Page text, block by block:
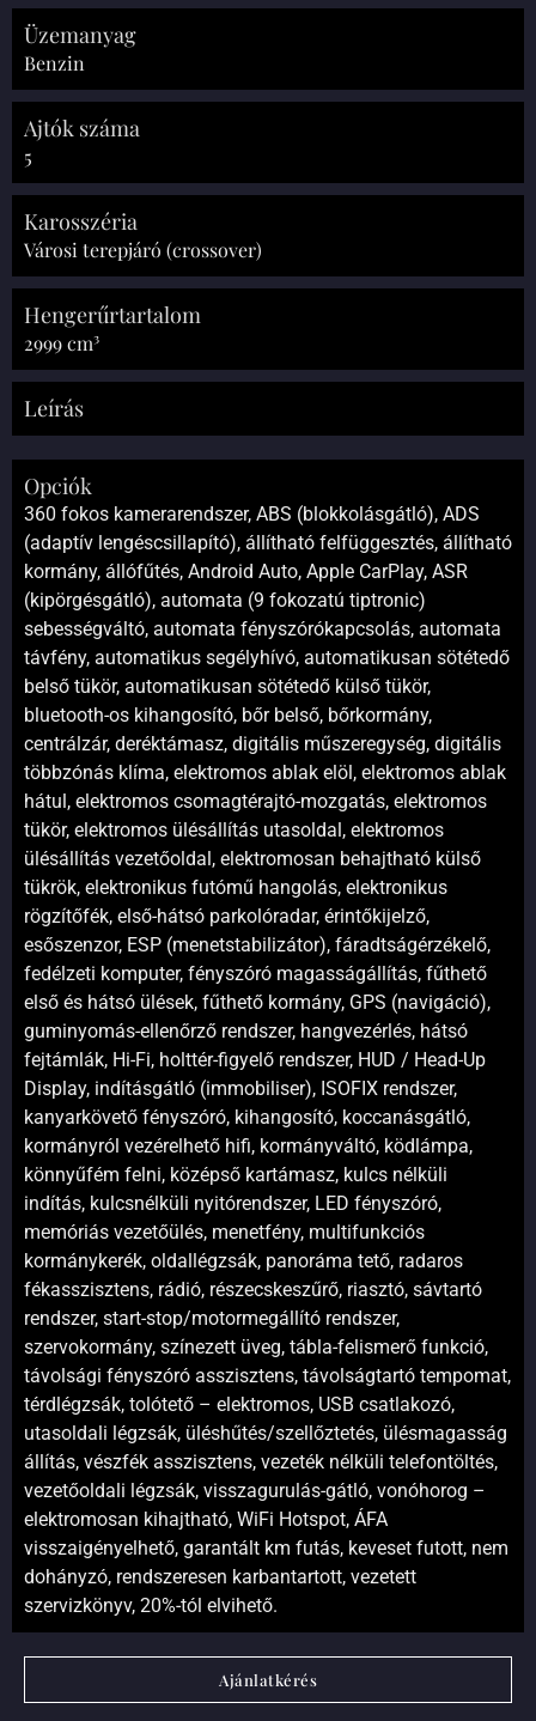
Üzemanyag
Benzin
Ajtók száma
5
Karosszéria
Városi terepjáró (crossover)
Hengerűrtartalom
2999 cm³
Leírás
Opciók
360 fokos kamerarendszer, ABS (blokkolásgátló), ADS
(adaptív lengéscsillapító), állítható felfüggesztés, állítható
kormány, állófűtés, Android Auto, Apple CarPlay, ASR
(kipörgésgátló), automata (9 fokozatú tiptronic)
sebességváltó, automata fényszórókapcsolás, automata
távfény, automatikus segélyhívó, automatikusan sötétedő
belső tükör, automatikusan sötétedő külső tükör,
bluetooth-os kihangosító, bőr belső, bőrkormány,
centrálzár, deréktámasz, digitális műszeregység, digitális
többzónás klíma, elektromos ablak elöl, elektromos ablak
hátul, elektromos csomagtérajtó-mozgatás, elektromos
tükör, elektromos ülésállítás utasoldal, elektromos
ülésállítás vezetőoldal, elektromosan behajtható külső
tükrök, elektronikus futómű hangolás, elektronikus
rögzítőfék, első-hátsó parkolóradar, érintőkijelző,
esőszenzor, ESP (menetstabilizátor), fáradtságérzékelő,
fedélzeti komputer, fényszóró magasságállítás, fűthető
első és hátsó ülések, fűthető kormány, GPS (navigáció),
guminyomás-ellenőrző rendszer, hangvezérlés, hátsó
fejtámlák, Hi-Fi, holttér-figyelő rendszer, HUD / Head-Up
Display, indításgátló (immobiliser), ISOFIX rendszer,
kanyarkövető fényszóró, kihangosító, koccanásgátló,
kormányról vezérelhető hifi, kormányváltó, ködlámpa,
könnyűfém felni, középső kartámasz, kulcs nélküli
indítás, kulcsnélküli nyitórendszer, LED fényszóró,
memóriás vezetőülés, menetfény, multifunkciós
kormánykerék, oldallégzsák, panoráma tető, radaros
fékasszisztens, rádió, részecskeszűrő, riasztó, sávtartó
rendszer, start-stop/motormegállító rendszer,
szervokormány, színezett üveg, tábla-felismerő funkció,
távolsági fényszóró asszisztens, távolságtartó tempomat,
térdlégzsák, tolótető – elektromos, USB csatlakozó,
utasoldali légzsák, üléshűtés/szellőztetés, ülésmagasság
állítás, vészfék asszisztens, vezeték nélküli telefontöltés,
vezetőoldali légzsák, visszagurulás-gátló, vonóhorog –
elektromosan kihajtható, WiFi Hotspot, ÁFA
visszaigényelhető, garantált km futás, keveset futott, nem
dohányzó, rendszeresen karbantartott, vezetett
szervizkönyv, 20%-tól elvihető.
Ajánlatkérés